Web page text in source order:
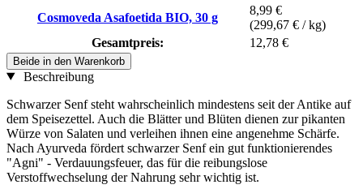
Cosmoveda Asafoetida BIO, 30 g
8,99 €
(299,67 € / kg)
Gesamtpreis:
12,78 €
Beide in den Warenkorb
Beschreibung
Schwarzer Senf steht wahrscheinlich mindestens seit der Antike auf
dem Speisezettel. Auch die Blätter und Blüten dienen zur pikanten
Würze von Salaten und verleihen ihnen eine angenehme Schärfe.
Nach Ayurveda fördert schwarzer Senf ein gut funktionierendes
"Agni" - Verdauungsfeuer, das für die reibungslose
Verstoffwechselung der Nahrung sehr wichtig ist.